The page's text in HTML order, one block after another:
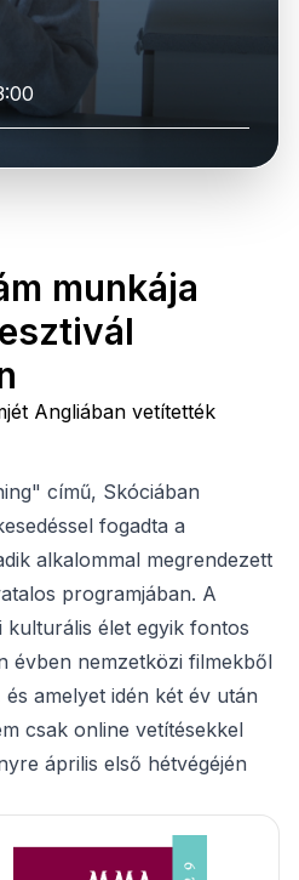
munkája
Angliában vetítették
című, Skóciában
fogadta a
alkalommal megrendezett
programjában. A
kulturális élet egyik fontos
évben nemzetközi filmekből
amelyet idén két év után
csak online vetítésekkel
április első hétvégéjén